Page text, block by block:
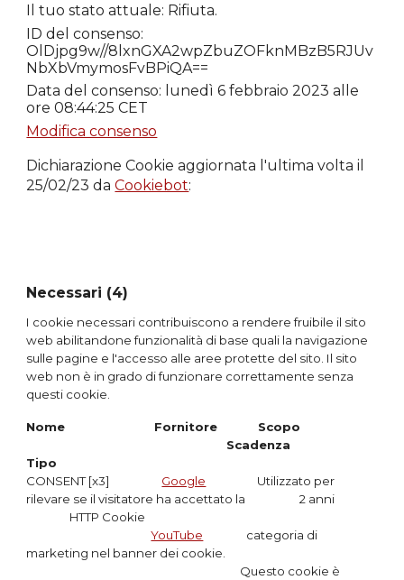
Il tuo stato attuale: Rifiuta.
ID del consenso:
OlDjpg9w//8lxnGXA2wpZbuZOFknMBzB5RJUv
NbXbVmymosFvBPiQA==
Data del consenso: lunedì 6 febbraio 2023 alle
ore 08:44:25 CET
Modifica consenso
Dichiarazione Cookie aggiornata l'ultima volta il
25/02/23 daCookiebot:
Necessari (4)
I cookie necessari contribuiscono a rendere fruibile il sito
web abilitandone funzionalità di base quali la navigazione
sulle pagine e l'accesso alle aree protette del sito. Il sito
web non è in grado di funzionare correttamente senza
questi cookie.
Nome Fornitore
Scopo
Scadenza
Tipo
CONSENT [x3] Google
Utilizzato per
rilevare se il visitatore ha accettato la2 anni
HTTP Cookie
YouTube
categoria di
marketing nel banner dei cookie.
Questo cookie è